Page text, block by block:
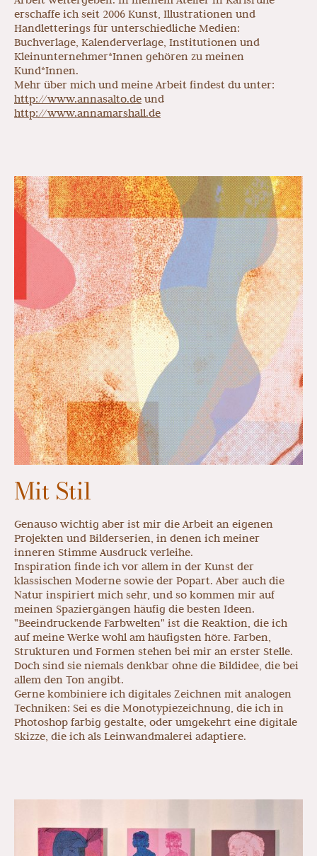
erschaffe ich seit 2006 Kunst, Illustrationen und
Handletterings für unterschiedliche Medien:
Buchverlage, Kalenderverlage, Institutionen und
Kleinunternehmer*Innen gehören zu meinen
Kund*Innen.
Mehr über mich und meine Arbeit findest du unter:
http://www.annasalto.de und
http://www.annamarshall.de
Mit Stil
Genauso wichtig aber ist mir die Arbeit an eigenen
Projekten und Bilderserien, in denen ich meiner
inneren Stimme Ausdruck verleihe.
Inspiration finde ich vor allem in der Kunst der
klassischen Moderne sowie der Popart. Aber auch die
Natur inspiriert mich sehr, und so kommen mir auf
meinen Spaziergängen häufig die besten Ideen.
"Beeindruckende Farbwelten" ist die Reaktion, die ich
auf meine Werke wohl am häufigsten höre. Farben,
Strukturen und Formen stehen bei mir an erster Stelle.
Doch sind sie niemals denkbar ohne die Bildidee, die bei
allem den Ton angibt.
Gerne kombiniere ich digitales Zeichnen mit analogen
Techniken: Sei es die Monotypiezeichnung, die ich in
Photoshop farbig gestalte, oder umgekehrt eine digitale
Skizze, die ich als Leinwandmalerei adaptiere.